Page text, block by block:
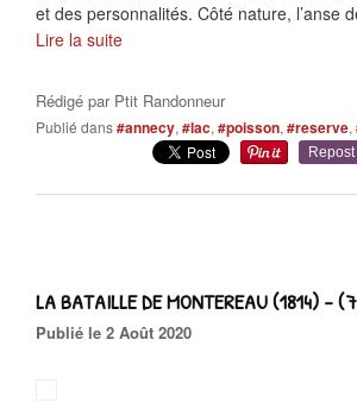
et des personnalités. Côté nature, l’anse
Lire la suite
Rédigé par Ptit Randonneur
Publié dans#annecy, #lac, #poisson, #reserve,
Repost
LA BATAILLE DE MONTEREAU (1814) -
Publié le 2 Août 2020